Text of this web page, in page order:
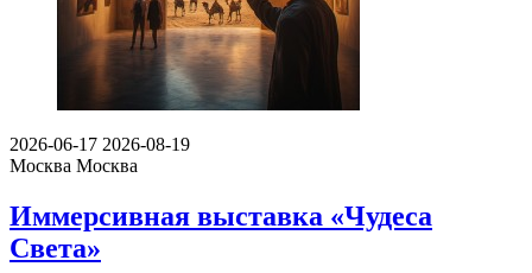
2026-06-17 2026-08-19
Москва Москва
Иммерсивная выставка «Чудеса
Света»